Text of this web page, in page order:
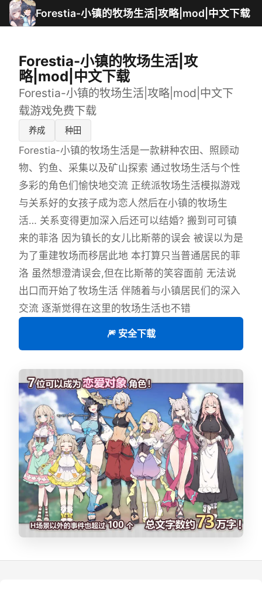
Forestia-小镇的牧场生活|攻略|mod|中文下载
Forestia-小镇的牧场生活|攻
略|mod|中文下载
Forestia-小镇的牧场生活|攻略|mod|中文下
载游戏免费下载
养成 种田
Forestia-小镇的牧场生活是一款耕种农田、照顾动
物、钓鱼、采集以及矿山探索 通过牧场生活与个性
多彩的角色们愉快地交流 正统派牧场生活模拟游戏
与关系好的女孩子成为恋人然后在小镇的牧场生
活… 关系变得更加深入后还可以结婚? 搬到可可镇
来的菲洛 因为镇长的女儿比斯蒂的误会 被误以为是
为了重建牧场而移居此地 本打算只当普通居民的菲
洛 虽然想澄清误会,但在比斯蒂的笑容面前 无法说
出口而开始了牧场生活 伴随着与小镇居民们的深入
交流 逐渐觉得在这里的牧场生活也不错
🎆 安全下载